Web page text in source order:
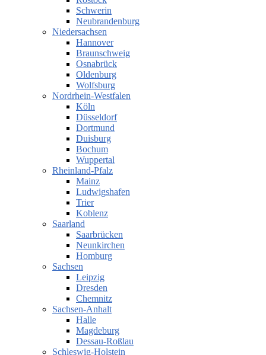
Schwerin
Neubrandenburg
Niedersachsen
Hannover
Braunschweig
Osnabrück
Oldenburg
Wolfsburg
Nordrhein-Westfalen
Köln
Düsseldorf
Dortmund
Duisburg
Bochum
Wuppertal
Rheinland-Pfalz
Mainz
Ludwigshafen
Trier
Koblenz
Saarland
Saarbrücken
Neunkirchen
Homburg
Sachsen
Leipzig
Dresden
Chemnitz
Sachsen-Anhalt
Halle
Magdeburg
Dessau-Roßlau
Schleswig-Holstein